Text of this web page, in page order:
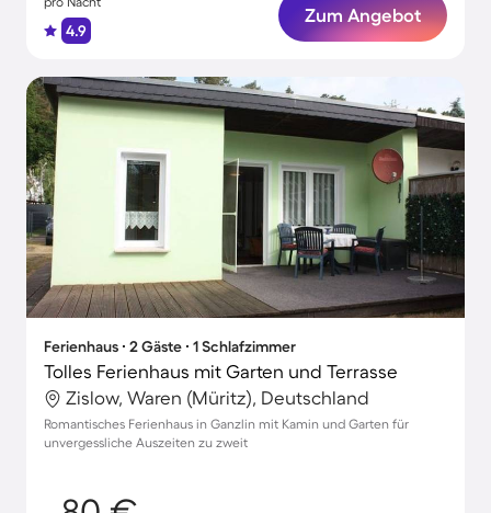
4.9
Zum Angebot
Ferienhaus ∙ 2 Gäste ∙ 1 Schlafzimmer
Tolles Ferienhaus mit Garten und Terrasse
Zislow, Waren (Müritz), Deutschland
Romantisches Ferienhaus in Ganzlin mit Kamin und Garten für
unvergessliche Auszeiten zu zweit